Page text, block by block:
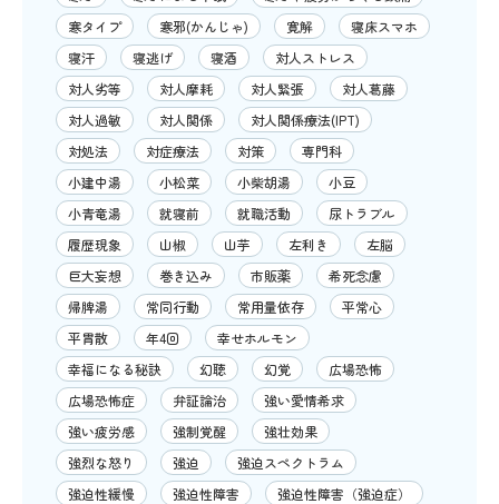
寒タイプ
寒邪(かんじゃ) 寛解
寝床スマホ
寝汗
寝逃げ 寝酒
対人ストレス
対人劣等
対人摩耗 対人緊張
対人葛藤
対人過敏
対人関係
対人関係療法(IPT)
対処法
対症療法 対策
専門科
小建中湯
小松菜 小柴胡湯
小豆
小青竜湯
就寝前 就職活動
尿トラブル
履歴現象
山椒 山芋 左利き
左脳
巨大妄想
巻き込み 市販薬
希死念慮
帰脾湯
常同行動 常用量依存
平常心
平胃散
年4回
幸せホルモン
幸福になる秘訣
幻聴 幻覚
広場恐怖
広場恐怖症
弁証論治
強い愛情希求
強い疲労感
強制覚醒
強壮効果
強烈な怒り
強迫
強迫スペクトラム
強迫性緩慢
強迫性障害
強迫性障害（強迫症）